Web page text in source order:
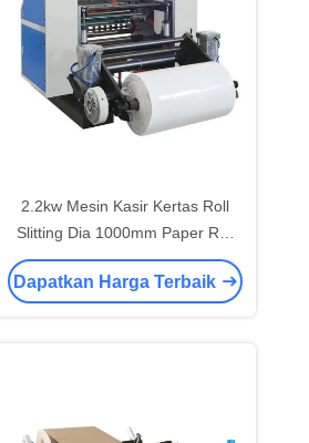
2.2kw Mesin Kasir Kertas Roll
Slitting Dia 1000mm Paper Roll
Slitter Rewinder
Dapatkan Harga Terbaik